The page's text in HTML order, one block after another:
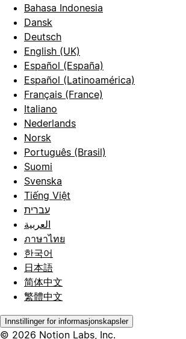
Bahasa Indonesia
Dansk
Deutsch
English (UK)
Español (España)
Español (Latinoamérica)
Français (France)
Italiano
Nederlands
Norsk
Português (Brasil)
Suomi
Svenska
Tiếng Việt
עברית
العربية
ภาษาไทย
한국어
日本語
简体中文
繁體中文
Innstillinger for informasjonskapsler
© 2026 Notion Labs, Inc.